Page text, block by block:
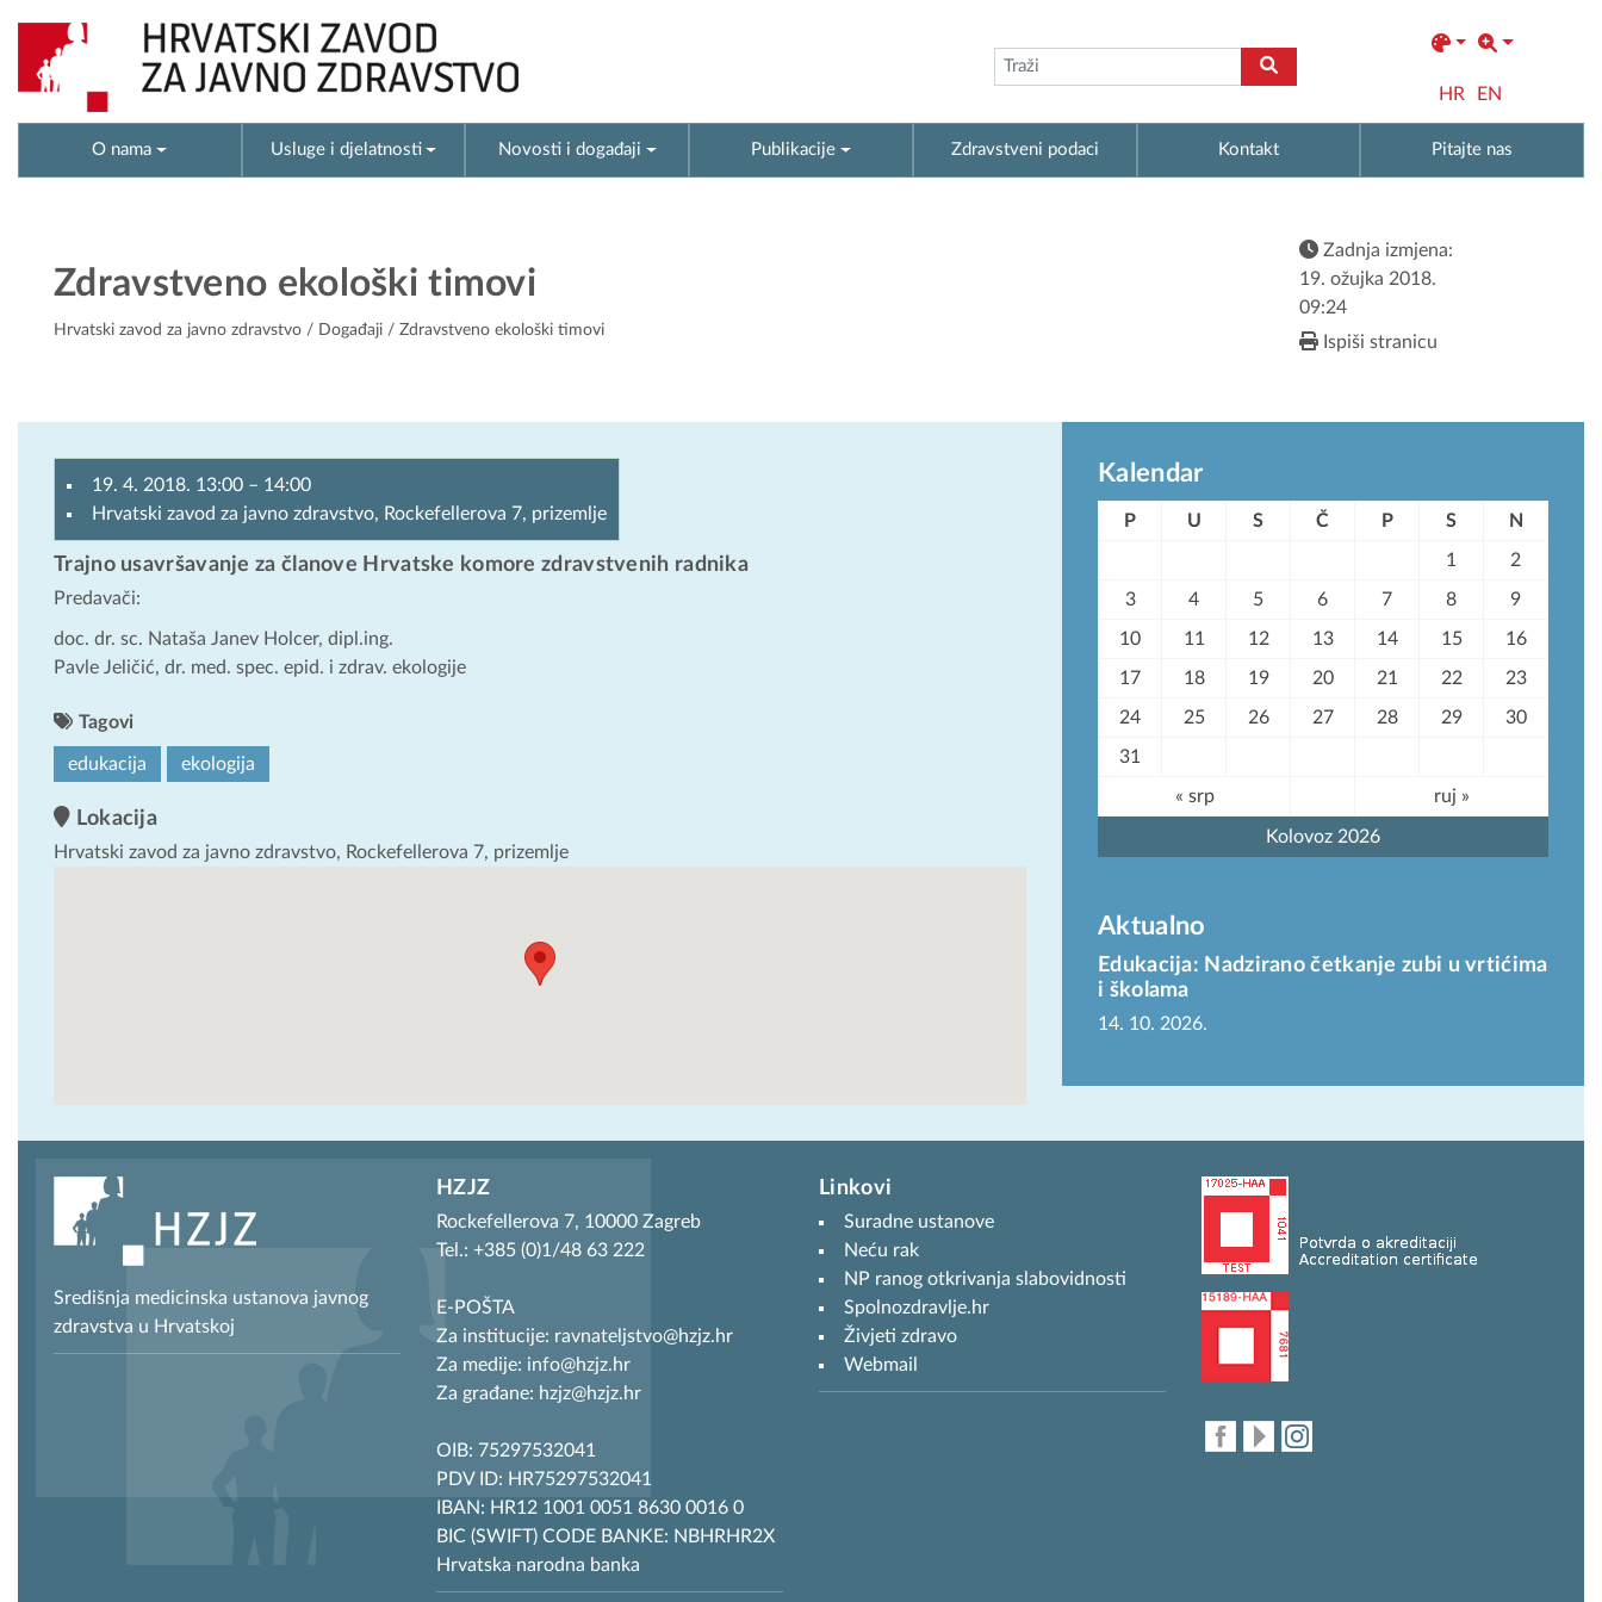
HR EN
O nama Usluge i djelatnosti Novosti i događaji Publikacije Zdravstveni podaci Kontakt Pitajte nas
Zdravstveno ekološki timovi
Hrvatski zavod za javno zdravstvo / Događaji / Zdravstveno ekološki timovi
Zadnja izmjena:
19. ožujka 2018.
09:24
Ispiši stranicu
19. 4. 2018. 13:00 – 14:00
Hrvatski zavod za javno zdravstvo, Rockefellerova 7, prizemlje
Trajno usavršavanje za članove Hrvatske komore zdravstvenih radnika
Predavači:
doc. dr. sc. Nataša Janev Holcer, dipl.ing.
Pavle Jeličić, dr. med. spec. epid. i zdrav. ekologije
Tagovi
edukacija ekologija
Lokacija
Hrvatski zavod za javno zdravstvo, Rockefellerova 7, prizemlje
Kalendar
Kolovoz 2026
P U S Č P S N
1 2
3 4 5 6 7 8 9
10 11 12 13 14 15 16
17 18 19 20 21 22 23
24 25 26 27 28 29 30
31
« srp ruj »
Aktualno
Edukacija: Nadzirano četkanje zubi u vrtićima
i školama
14. 10. 2026.
Središnja medicinska ustanova javnog
zdravstva u Hrvatskoj
HZJZ
Rockefellerova 7, 10000 Zagreb
Tel.: +385 (0)1/48 63 222
E-POŠTA
Za institucije: ravnateljstvo@hzjz.hr
Za medije: info@hzjz.hr
Za građane: hzjz@hzjz.hr
OIB: 75297532041
PDV ID: HR75297532041
IBAN: HR12 1001 0051 8630 0016 0
BIC (SWIFT) CODE BANKE: NBHRHR2X
Hrvatska narodna banka
Linkovi
Suradne ustanove
Neću rak
NP ranog otkrivanja slabovidnosti
Spolnozdravlje.hr
Živjeti zdravo
Webmail